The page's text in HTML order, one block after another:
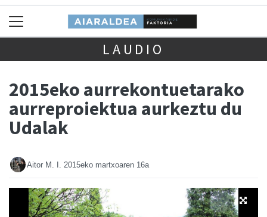
LAUDIO
2015eko aurrekontuetarako
aurreproiektua aurkeztu du
Udalak
Aitor M. I. 2015eko martxoaren 16a